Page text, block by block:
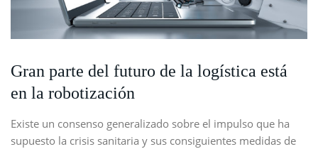
Gran parte del futuro de la logística está
en la robotización
Existe un consenso generalizado sobre el impulso que ha
supuesto la crisis sanitaria y sus consiguientes medidas de